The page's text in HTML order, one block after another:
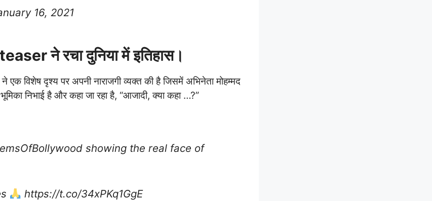
16, 2021
ने रचा दुनिया में इतिहास।
विशेष दृश्य पर अपनी नाराजगी व्यक्त की है जिसमें अभिनेता मोहम्मद
निभाई है और कहा जा रहा है, “आजादी, क्या कहा …?”
showing the real face of
https://t.co/34xPKq1GgE